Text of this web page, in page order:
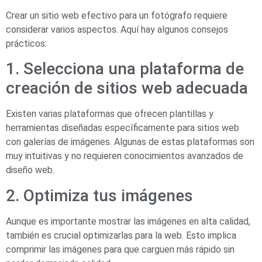
Crear un sitio web efectivo para un fotógrafo requiere
considerar varios aspectos. Aquí hay algunos consejos
prácticos:
1. Selecciona una plataforma de
creación de sitios web adecuada
Existen varias plataformas que ofrecen plantillas y
herramientas diseñadas específicamente para sitios web
con galerías de imágenes. Algunas de estas plataformas son
muy intuitivas y no requieren conocimientos avanzados de
diseño web.
2. Optimiza tus imágenes
Aunque es importante mostrar las imágenes en alta calidad,
también es crucial optimizarlas para la web. Esto implica
comprimir las imágenes para que carguen más rápido sin